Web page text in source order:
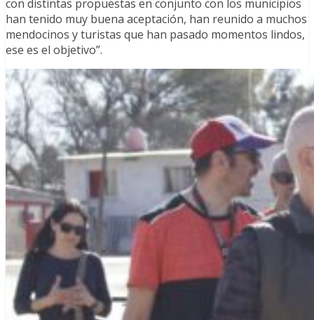
con distintas propuestas en conjunto con los municipios
han tenido muy buena aceptación, han reunido a muchos
mendocinos y turistas que han pasado momentos lindos,
ese es el objetivo”.